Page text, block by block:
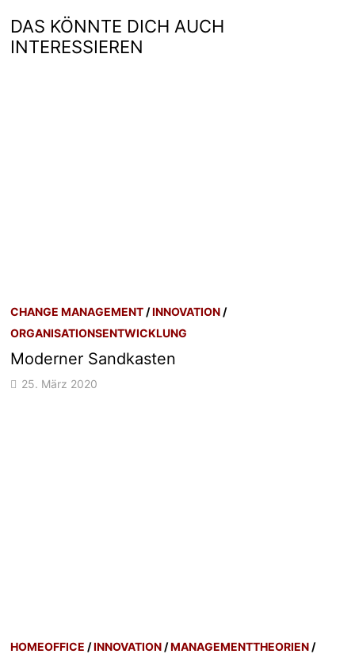
DAS KÖNNTE DICH AUCH
INTERESSIEREN
CHANGE MANAGEMENT /INNOVATION /
ORGANISATIONSENTWICKLUNG
Moderner Sandkasten
25. März 2020
HOMEOFFICE /INNOVATION /MANAGEMENTTHEORIEN /